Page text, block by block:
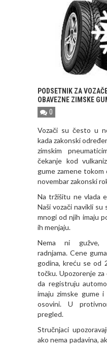
PODSETNIK ZA
OBAVEZNE ZIMSKE
0
Vozači su često u
kada zakonski
zimskim
čekanje kod
gume zamene
novembar zakonski
Na tržišitu ne vlada
Naši vozači navikli su
mnogi od njih imaju
ih menjaju.
Nema ni gužve,
radnjama. Cene
godina, kreću se od
točku. Upozorenje
da registruju
imaju zimske gume
osovini. U
pregled.
Stručnjaci
ako nema padavina,